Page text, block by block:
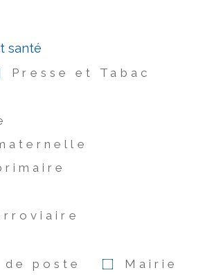
santé
Presse et Tabac
de poste Mairie